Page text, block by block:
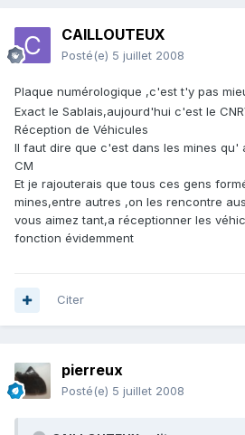
CAILLOUTEUX
Posté(e) 5 juillet 2008
Plaque numérologique ,c'est t'y pas
Exact le Sablais,aujourd'hui c'est le
Réception de Véhicules
Il faut dire que c'est dans les mines qu'
CM
Et je rajouterais que tous ces gens
mines,entre autres ,on les rencontre
vous aimez tant,a réceptionner les
fonction évidemment
Citer
pierreux
Posté(e) 5 juillet 2008